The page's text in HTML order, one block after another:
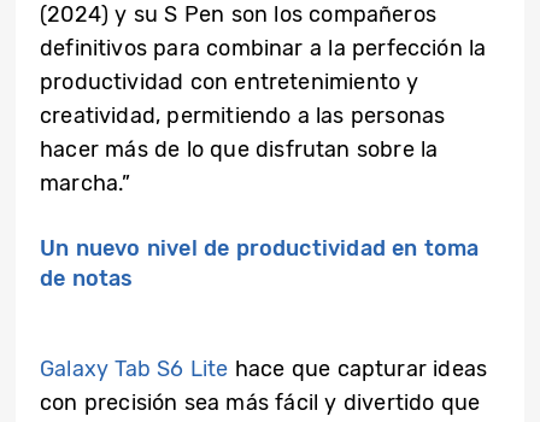
(2024) y su S Pen son los compañeros
definitivos para combinar a la perfección la
productividad con entretenimiento y
creatividad, permitiendo a las personas
hacer más de lo que disfrutan sobre la
marcha.”
Un nuevo nivel de productividad en toma
de notas
Galaxy Tab S6 Lite hace que capturar ideas
con precisión sea más fácil y divertido que